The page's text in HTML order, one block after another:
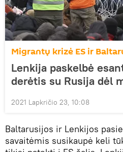
Migrantų krizė ES ir
Lenkija paskelbė
derėtis su Rusija dėl
2021 Lapkričio 23, 10:08
Baltarusijos ir Lenkijos
savaitėmis susikaupė keli